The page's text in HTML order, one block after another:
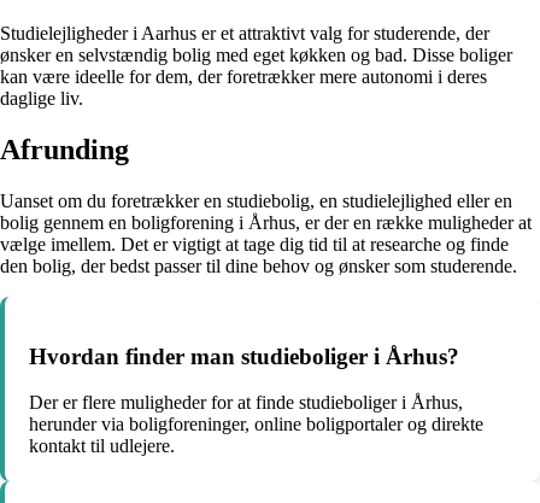
Studielejligheder i Aarhus er et attraktivt valg for studerende, der
ønsker en selvstændig bolig med eget køkken og bad. Disse boliger
kan være ideelle for dem, der foretrækker mere autonomi i deres
daglige liv.
Afrunding
Uanset om du foretrækker en studiebolig, en studielejlighed eller en
bolig gennem en boligforening i Århus, er der en række muligheder at
vælge imellem. Det er vigtigt at tage dig tid til at researche og finde
den bolig, der bedst passer til dine behov og ønsker som studerende.
Hvordan finder man studieboliger i Århus?
Der er flere muligheder for at finde studieboliger i Århus,
herunder via boligforeninger, online boligportaler og direkte
kontakt til udlejere.